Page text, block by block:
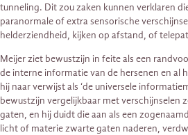
tunneling. Dit zou zaken kunnen verklaren
paranormale of extra sensorische
helderziendheid, kijken op afstand, of
Meijer ziet bewustzijn in feite als een
de interne informatie van de hersenen en al
hij naar verwijst als ‘de universele
bewustzijn vergelijkbaar met verschijnselen
gaten, en hij duidt die aan als een
licht of materie zwarte gaten naderen,